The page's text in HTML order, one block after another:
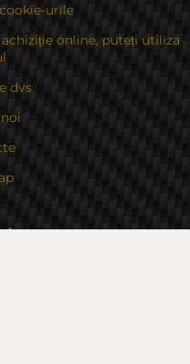
urile
online, puteți utiliza
dvs